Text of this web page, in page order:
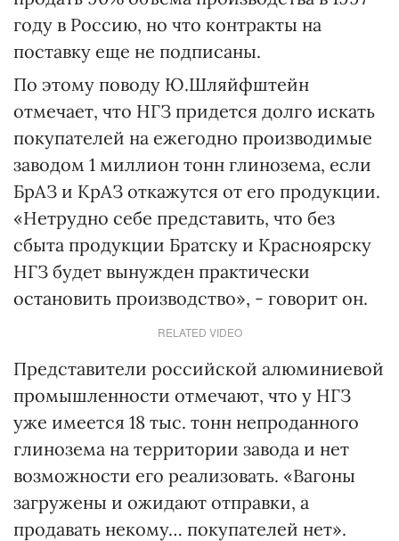
году в Россию, но что контракты на
поставку еще не подписаны.
По этому поводу Ю.Шляйфштейн
отмечает, что НГЗ придется долго искать
покупателей на ежегодно производимые
заводом 1 миллион тонн глинозема, если
БрАЗ и КрАЗ откажутся от его продукции.
«Нетрудно себе представить, что без
сбыта продукции Братску и Красноярску
НГЗ будет вынужден практически
остановить производство», - говорит он.
RELATED VIDEO
Представители российской алюминиевой
промышленности отмечают, что у НГЗ
уже имеется 18 тыс. тонн непроданного
глинозема на территории завода и нет
возможности его реализовать. «Вагоны
загружены и ожидают отправки, а
продавать некому… покупателей нет».